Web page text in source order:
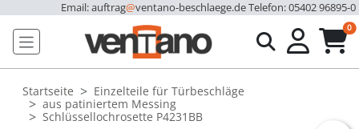
Email: auftrag@ventano-beschlaege.deTelefon: 05402 96895-0
0
Startseite
Einzelteile für Türbeschläge
aus patiniertem Messing
Schlüssellochrosette P4231BB